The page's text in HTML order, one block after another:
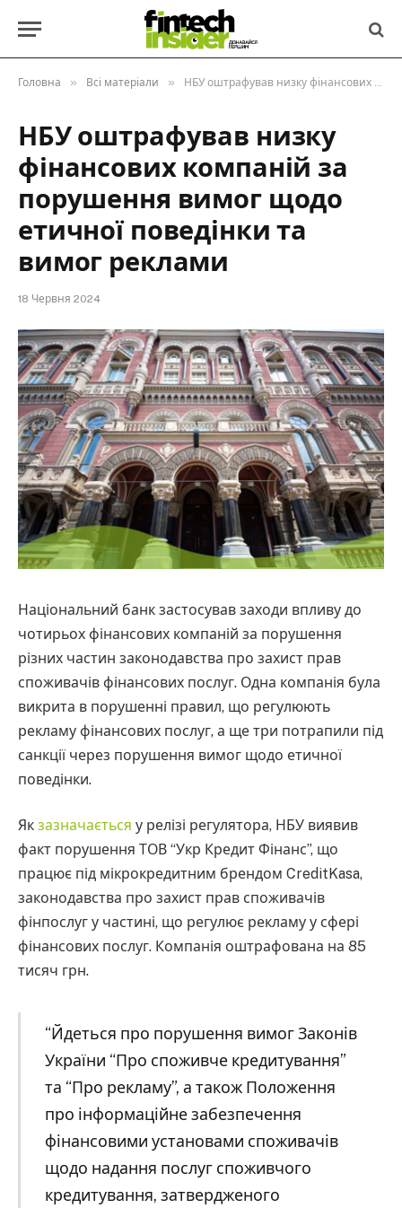
Головна » Всі матеріали » НБУ оштрафував низку фінансових компаній за порушення вимог щодо етичної поведінки та вимог реклами
НБУ оштрафував низку
фінансових компаній за
порушення вимог щодо
етичної поведінки та
вимог реклами
18 Червня 2024
Національний банк застосував заходи впливу до
чотирьох фінансових компаній за порушення
різних частин законодавства про захист прав
споживачів фінансових послуг. Одна компанія була
викрита в порушенні правил, що регулюють
рекламу фінансових послуг, а ще три потрапили під
санкції через порушення вимог щодо етичної
поведінки.
Як зазначається у релізі регулятора, НБУ виявив
факт порушення ТОВ “Укр Кредит Фінанс”, що
працює під мікрокредитним брендом CreditKasa,
законодавства про захист прав споживачів
фінпослуг у частині, що регулює рекламу у сфері
фінансових послуг. Компанія оштрафована на 85
тисяч грн.
“Йдеться про порушення вимог Законів
України “Про споживче кредитування”
та “Про рекламу”, а також Положення
про інформаційне забезпечення
фінансовими установами споживачів
щодо надання послуг споживчого
кредитування, затвердженого